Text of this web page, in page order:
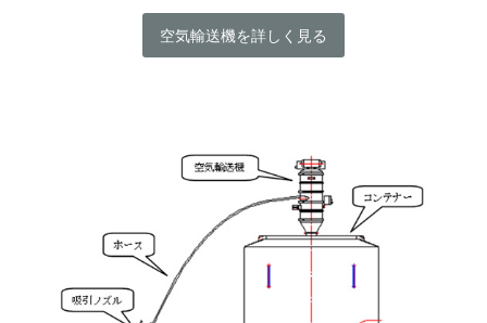
空気輸送機を詳しく見る